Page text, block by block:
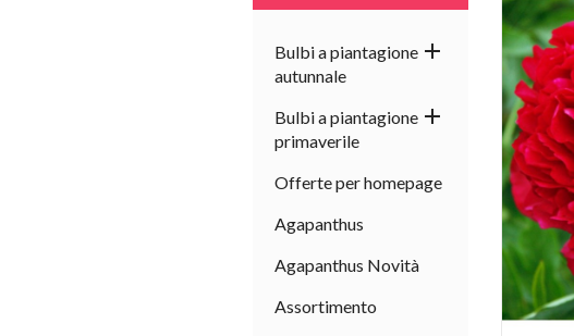
Bulbi a piantagione
autunnale

Bulbi a piantagione
primaverile

Offerte per homepage
Agapanthus
Agapanthus Novità
Assortimento